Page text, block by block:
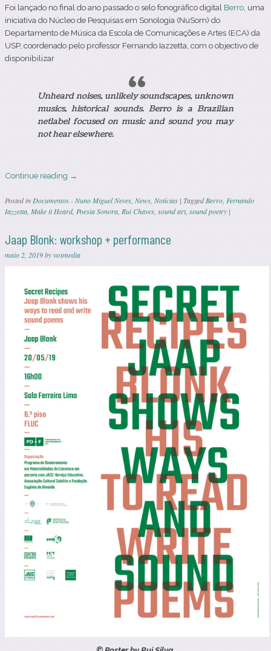
Foi lançado no final do ano passado o selo fonográfico digital Berro , uma
iniciativa do Núcleo de Pesquisas em Sonologia (NuSom) do
Departamento de Música da Escola de Comunicações e Artes (ECA) da
USP, coordenado pelo professor Fernando Iazzetta, com o objectivo de
disponibilizar
Unheard noises, unlikely soundscapes, unknown
musics, historical sounds. Berro is a Brazilian
netlabel focused on music and sound you may
not hear elsewhere.
Continue reading →
Posted in Documentos - Nuno Miguel Neves News Notícias | TaggedBerro Fernando
Iazzetta Make it Heard, Poesia Sonora Rui Chaves sound art, sound poetry |
Jaap Blonk: workshop + performance
maio 2, 2019byvoxmedia